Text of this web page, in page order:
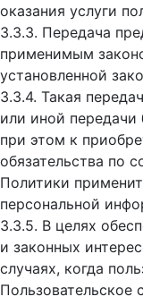
оказания услуги
3.3.3. Передача
применимым
установленной
3.3.4. Такая
или иной передачи
при этом к
обязательства по
Политики
персональной
3.3.5. В целях
и законных
случаях, когда
Пользовательское